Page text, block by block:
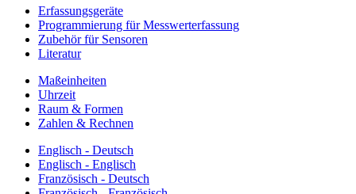
Erfassungsgeräte
Programmierung für Messwerterfassung
Zubehör für Sensoren
Literatur
Maßeinheiten
Uhrzeit
Raum & Formen
Zahlen & Rechnen
Englisch - Deutsch
Englisch - Englisch
Französisch - Deutsch